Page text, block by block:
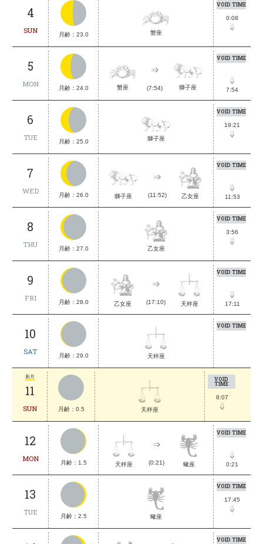
4
SUN 月齢：23.0 蟹座
VOID TIME
0:08
5
MON 月齢：24.0 蟹座 (7:54) 獅子座
VOID TIME
7:54
6
TUE 月齢：25.0 獅子座
VOID TIME
19:21
7
WED 月齢：26.0 獅子座 (11:52) 乙女座
VOID TIME
11:53
8
THU 月齢：27.0 乙女座
VOID TIME
3:56
9
FRI 月齢：28.0 乙女座 (17:10) 天秤座
VOID TIME
17:11
10
SAT 月齢：29.0 天秤座
VOID TIME
新月
11
SUN 月齢：0.5 天秤座
VOID
TIME
8:07
12
MON 月齢：1.5 天秤座 (0:21) 蠍座
VOID TIME
0:21
13
TUE 月齢：2.5 蠍座
VOID TIME
17:45
VOID TIME